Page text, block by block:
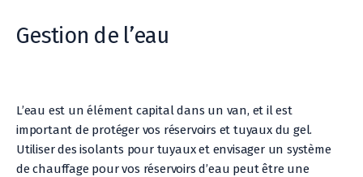
Gestion de l’eau
L’eau est un élément capital dans un van, et il est
important de protéger vos réservoirs et tuyaux du gel.
Utiliser des isolants pour tuyaux et envisager un système
de chauffage pour vos réservoirs d’eau peut être une